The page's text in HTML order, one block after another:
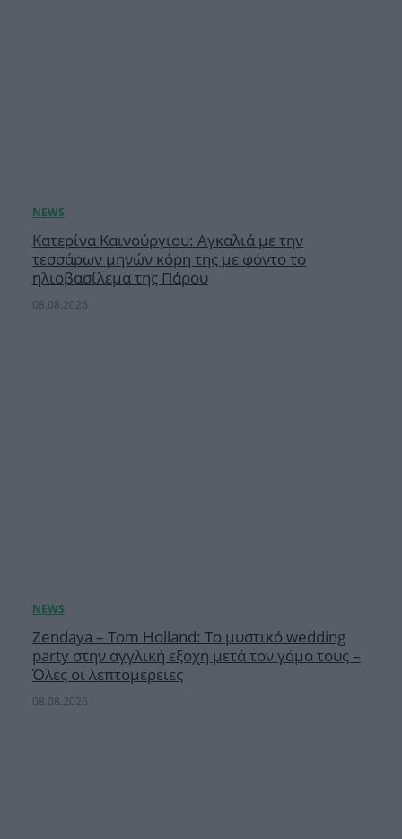
Κατερίνα Καινούργιου: Αγκαλιά με την
τεσσάρων μηνών κόρη της με φόντο το
ηλιοβασίλεμα της Πάρου
08.08.2026
Zendaya – Tom Holland: Το μυστικό wedding
party στην αγγλική εξοχή μετά τον γάμο τους –
Όλες οι λεπτομέρειες
08.08.2026